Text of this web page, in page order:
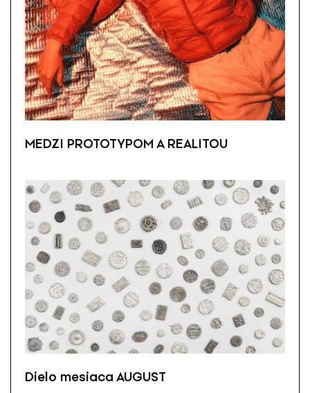
MEDZI PROTOTYPOM A REALITOU
Dielo mesiaca AUGUST